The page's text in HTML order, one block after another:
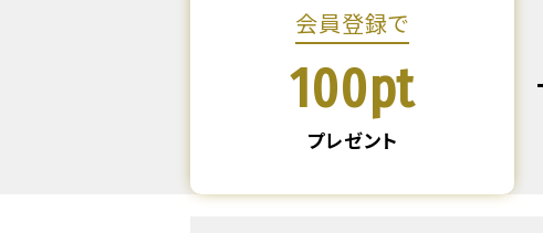
会員登録で
100pt
プレゼント